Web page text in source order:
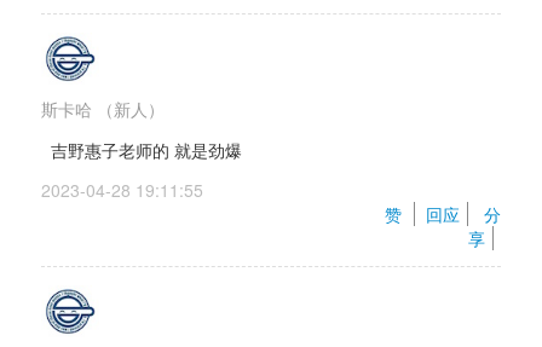
斯卡哈
（新人）
吉野惠子老师的 就是劲爆
2023-04-28 19:11:55
赞
回应
分
享